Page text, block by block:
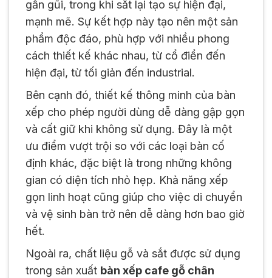
gần gũi, trong khi sắt lại tạo sự hiện đại,
mạnh mẽ. Sự kết hợp này tạo nên một sản
phẩm độc đáo, phù hợp với nhiều phong
cách thiết kế khác nhau, từ cổ điển đến
hiện đại, từ tối giản đến industrial.
Bên cạnh đó, thiết kế thông minh của bàn
xếp cho phép người dùng dễ dàng gập gọn
và cất giữ khi không sử dụng. Đây là một
ưu điểm vượt trội so với các loại bàn cố
định khác, đặc biệt là trong những không
gian có diện tích nhỏ hẹp. Khả năng xếp
gọn linh hoạt cũng giúp cho việc di chuyển
và vệ sinh bàn trở nên dễ dàng hơn bao giờ
hết.
Ngoài ra, chất liệu gỗ và sắt được sử dụng
trong sản xuất bàn xếp cafe gỗ chân